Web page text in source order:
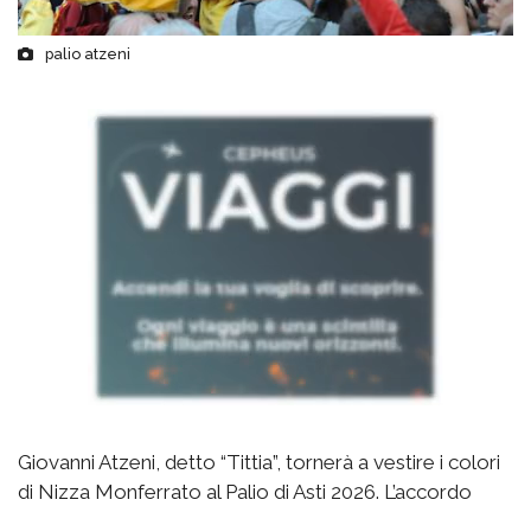
palio atzeni
Giovanni Atzeni, detto “Tittia”, tornerà a vestire i colori
di Nizza Monferrato al Palio di Asti 2026. L’accordo